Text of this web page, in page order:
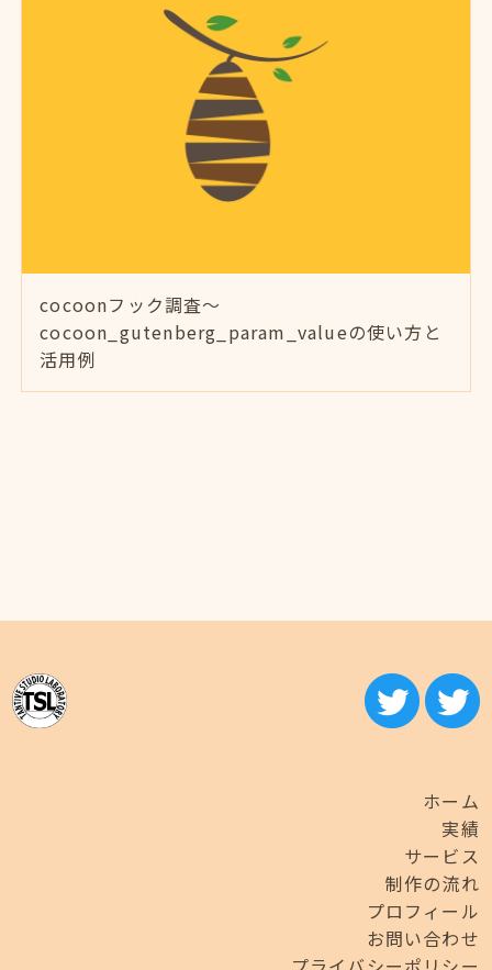
cocoonフック調査～
cocoon_gutenberg_param_valueの使い方と
活用例
ホーム
実績
サービス
制作の流れ
プロフィール
お問い合わせ